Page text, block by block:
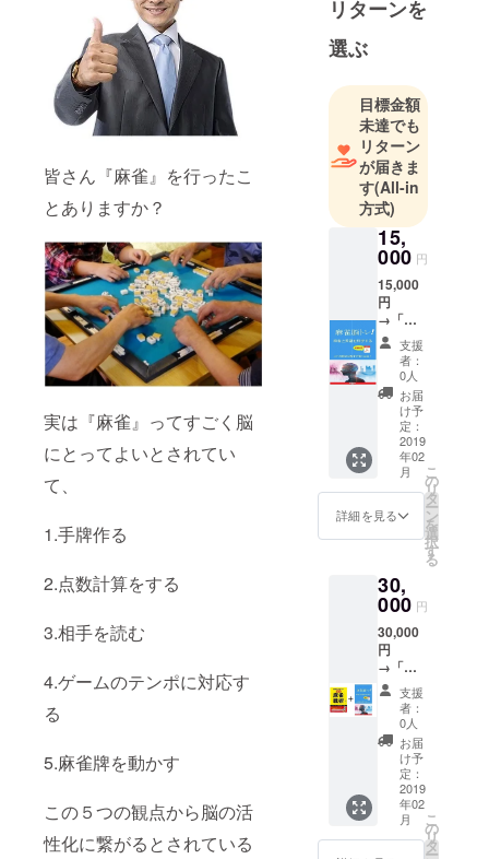
皆さん『麻雀』を行ったこ
とありますか？
実は『麻雀』ってすごく脳
にとってよいとされてい
て、
1.手牌作る
2.点数計算をする
3.相手を読む
4.ゲームのテンポに対応す
る
5.麻雀牌を動かす
この５つの観点から脳の活
性化に繋がるとされている
リターンを
選ぶ
目標金額
未達でも
リターン
が届きま
す(All-in
方式)
15,
000 円
15,000
円
→「麻
雀脳ト
レ 麻
雀と英
語を科
学す
る！こ
れを読
めば数
字が強
くな
る」冊
子版
支援
者：
0人
お届
け予
定：
2019
年02
月
詳細を見る
こ
の
リ
タ
ー
ン
を
選
択
す
る
30,
000 円
30,000
円
→「麻
雀脳ト
レ 麻
雀と英
語を科
学す
る！」
冊子版
＆「絶
対に負
けない
支援
者：
0人
お届
け予
定：
2019
年02
月
こ
の
リ
タ
ー